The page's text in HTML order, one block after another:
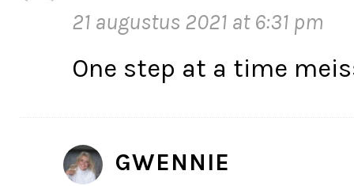
21 augustus 2021 at 6:31 pm
One step at a time
GWENNIE